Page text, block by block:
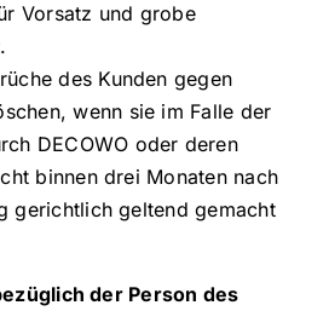
Vorsatz und grobe
des Kunden gegen
wenn sie im Falle der
DECOWO oder deren
binnen drei Monaten nach
gerichtlich geltend gemacht
der Person des